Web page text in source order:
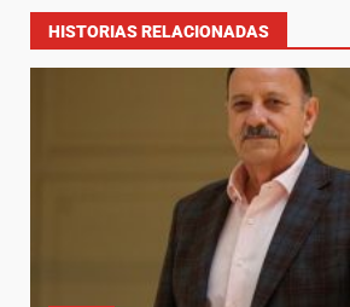
HISTORIAS RELACIONADAS